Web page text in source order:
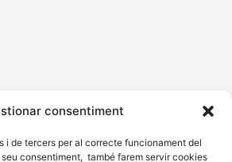
consentiment
i de tercers per al correcte funcionament del
consentiment, també farem servir cookies